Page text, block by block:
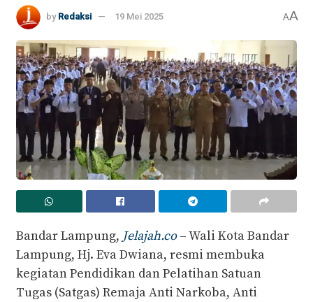
by Redaksi 19 Mei 2025 AA
Bandar Lampung, Jelajah.co– Wali Kota Bandar
Lampung, Hj. Eva Dwiana, resmi membuka
kegiatan Pendidikan dan Pelatihan Satuan
Tugas (Satgas) Remaja Anti Narkoba, Anti